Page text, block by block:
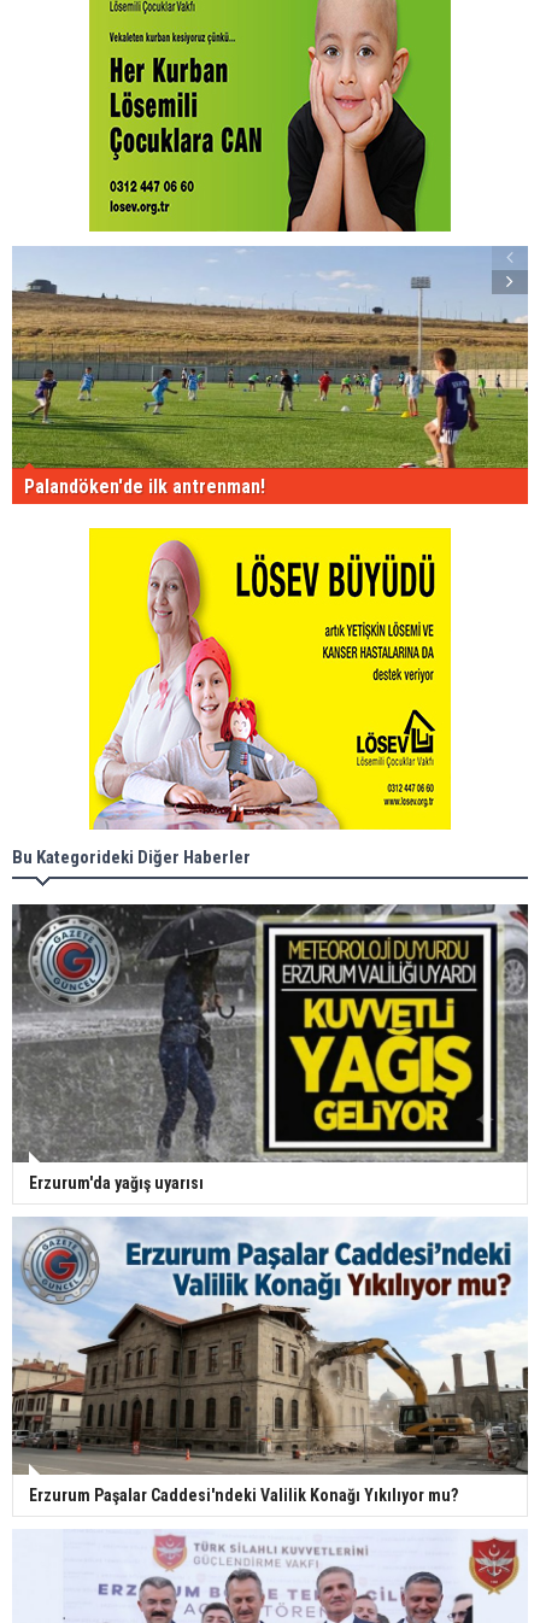
Palandöken'de ilk antrenman!
Bu Kategorideki Diğer Haberler
Erzurum'da yağış uyarısı
Erzurum Paşalar Caddesi'ndeki Valilik Konağı Yıkılıyor mu?